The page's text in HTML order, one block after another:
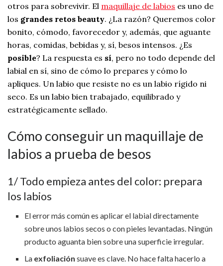
otros para sobrevivir. El maquillaje de labios es uno de
los grandes retos beauty. ¿La razón? Queremos color
bonito, cómodo, favorecedor y, además, que aguante
horas, comidas, bebidas y, sí, besos intensos. ¿Es
posible? La respuesta es sí, pero no todo depende del
labial en sí, sino de cómo lo prepares y cómo lo
apliques. Un labio que resiste no es un labio rígido ni
seco. Es un labio bien trabajado, equilibrado y
estratégicamente sellado.
Cómo conseguir un maquillaje de
labios a prueba de besos
1/ Todo empieza antes del color: prepara
los labios
El error más común es aplicar el labial directamente
sobre unos labios secos o con pieles levantadas. Ningún
producto aguanta bien sobre una superficie irregular.
La exfoliación suave es clave. No hace falta hacerlo a